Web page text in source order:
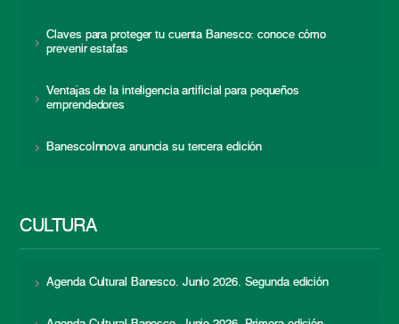
Claves para proteger tu cuenta Banesco: conoce cómo
prevenir estafas
Ventajas de la inteligencia artificial para pequeños
emprendedores
BanescoInnova anuncia su tercera edición
CULTURA
Agenda Cultural Banesco. Junio 2026. Segunda edición